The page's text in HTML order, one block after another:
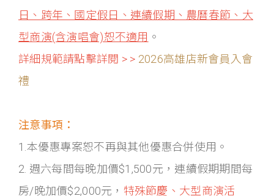
日、跨年、國定假日、連續假期、農曆春節、大
型商演(含演唱會)恕不適用 。
詳細規範請點擊詳閱 > > 2026高雄店新會員入會
禮
注意事項：
1.本優惠專案恕不再與其他優惠合併使用。
2. 週六每間每晚加價$1,500元，連續假期期間每
房/晚加價$2,000元， 特殊節慶、大型商演活